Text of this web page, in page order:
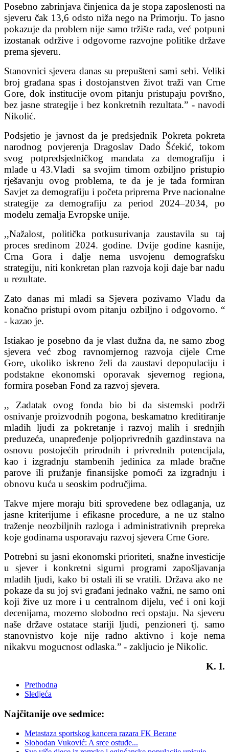
Posebno zabrinjava činjenica da je stopa zaposlenosti na
sjeveru čak 13,6 odsto niža nego na Primorju. To jasno
pokazuje da problem nije samo tržište rada, već potpuni
izostanak održive i odgovorne razvojne politike države
prema sjeveru.
Stanovnici sjevera danas su prepušteni sami sebi. Veliki
broj građana spas i dostojanstven život traži van Crne
Gore, dok institucije ovom pitanju pristupaju površno,
bez jasne strategije i bez konkretnih rezultata.” - navodi
Nikolić.
Podsjetio je javnost da je predsjednik Pokreta pokreta
narodnog povjerenja Dragoslav Dado Šćekić, tokom
svog potpredsjedničkog mandata za demografiju i
mlade u 43.Vladi sa svojim timom ozbiljno pristupio
rješavanju ovog problema, te da je je tada formiran
Savjet za demografiju i početa priprema Prve nacionalne
strategije za demografiju za period 2024–2034, po
modelu zemalja Evropske unije.
,,Nažalost, politička potkusurivanja zaustavila su taj
proces sredinom 2024. godine. Dvije godine kasnije,
Crna Gora i dalje nema usvojenu demografsku
strategiju, niti konkretan plan razvoja koji daje bar nadu
u rezultate.
Zato danas mi mladi sa Sjevera pozivamo Vladu da
konačno pristupi ovom pitanju ozbiljno i odgovorno. “
- kazao je.
Istiakao je posebno da je vlast dužna da, ne samo zbog
sjevera već zbog ravnomjernog razvoja cijele Crne
Gore, ukoliko iskreno želi da zaustavi depopulaciju i
podstakne ekonomski oporavak sjevernog regiona,
formira poseban Fond za razvoj sjevera.
,, Zadatak ovog fonda bio bi da sistemski podrži
osnivanje proizvodnih pogona, beskamatno kreditiranje
mladih ljudi za pokretanje i razvoj malih i srednjih
preduzeća, unapređenje poljoprivrednih gazdinstava na
osnovu postojećih prirodnih i privrednih potencijala,
kao i izgradnju stambenih jedinica za mlade bračne
parove ili pružanje finansijske pomoći za izgradnju i
obnovu kuća u seoskim područjima.
Takve mjere moraju biti sprovedene bez odlaganja, uz
jasne kriterijume i efikasne procedure, a ne uz stalno
traženje neozbiljnih razloga i administrativnih prepreka
koje godinama usporavaju razvoj sjevera Crne Gore.
Potrebni su jasni ekonomski prioriteti, snažne investicije
u sjever i konkretni sigurni programi zapošljavanja
mladih ljudi, kako bi ostali ili se vratili. Država ako ne
pokaze da su joj svi građani jednako važni, ne samo oni
koji žive uz more i u centralnom dijelu, već i oni koji
decenijama, mozemo slobodno reci opstaju. Na sjeveru
naše države ostatace stariji ljudi, penzioneri tj. samo
stanovnistvo koje nije radno aktivno i koje nema
nikakvu mogucnost odlaska.” - zakljucio je Nikolic.
K. I.
Prethodna
Sledjeća
Najčitanije ove sedmice:
Metastaza sportskog kancera razara FK Berane
Slobodan Vuković: A srce ostuđe...